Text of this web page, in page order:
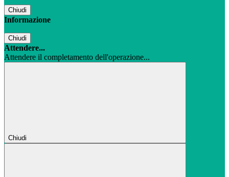
Chiudi
Informazione
Chiudi
Attendere...
Attendere il completamento dell'operazione...
Chiudi